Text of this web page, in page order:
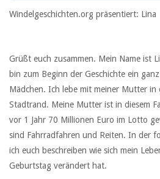
Windelgeschichten.org präsentiert: Lina
Grüßt euch zusammen. Mein Name ist
bin zum Beginn der Geschichte ein
Mädchen. Ich lebe mit meiner Mutter in
Stadtrand. Meine Mutter ist in diesem
vor 1 Jahr 70 Millionen Euro im Lotto
sind Fahrradfahren und Reiten. In der
ich euch beschreiben wie sich mein
Geburtstag verändert hat.